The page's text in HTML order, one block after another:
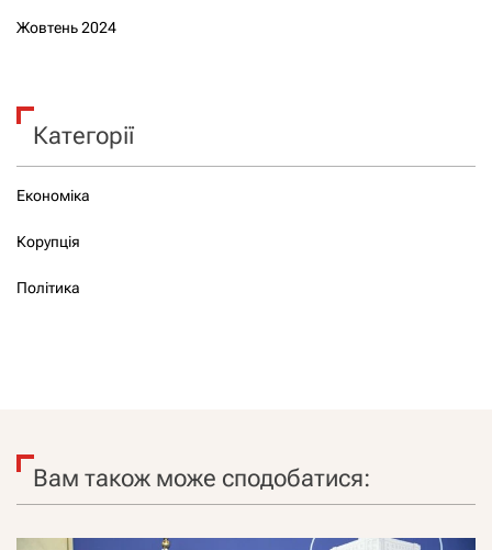
Жовтень 2024
Категорії
Економіка
Корупція
Політика
Вам також може сподобатися: